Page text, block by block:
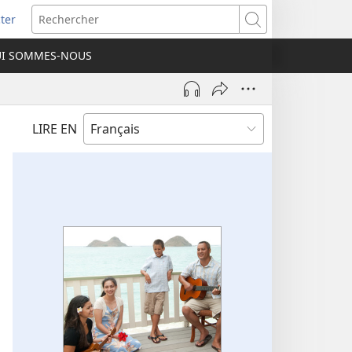
Rechercher
SOMMES-NOUS
LIRE EN